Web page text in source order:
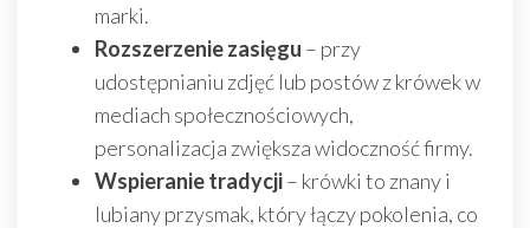
marki.
Rozszerzenie zasięgu – przy
udostępnianiu zdjęć lub postów z krówek w
mediach społecznościowych,
personalizacja zwiększa widoczność firmy.
Wspieranie tradycji– krówki to znany i
lubiany przysmak, który łączy pokolenia, co